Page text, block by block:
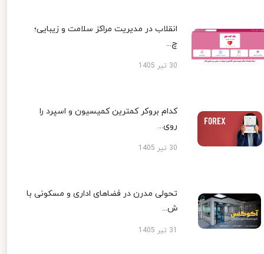
انقلاب در مدیریت مراکز سلامت و زیبایی؛
چ...
30 تیر 1405
کدام بروکر کمترین کمیسیون و اسپرد را
روی...
30 تیر 1405
تحولی مدرن در فضاهای اداری و مسکونی با
ش...